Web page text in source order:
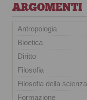
ARGOMENTI
Antropologia
Bioetica
Diritto
Filosofia
Filosofia della scienza
Formazione